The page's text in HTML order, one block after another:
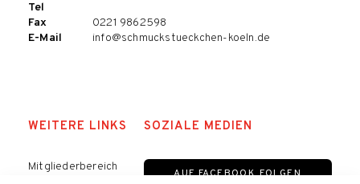
Tel
Fax
0221 9862598
E-Mail
info@schmuckstueckchen-koeln.de
WEITERE LINKS
Mitgliederbereich
SOZIALE MEDIEN
AUF FACEBOOK FOLGEN